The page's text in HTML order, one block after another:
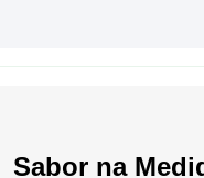
Sabor na